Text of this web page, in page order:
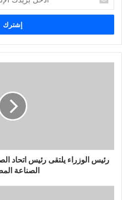
خ
ب
ر
ر
رئيس الوزراء يلتقى رئيس اتحاد
الصناعة